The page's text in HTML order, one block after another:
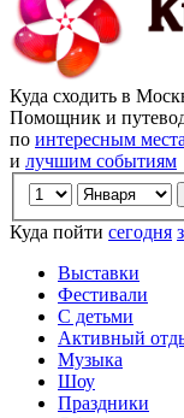
Куда сходить в
Помощник и
по интересным
и лучшим событиям
Куда пойти сегодня
Выставки
Фестивали
С детьми
Активный
Музыка
Шоу
Праздники